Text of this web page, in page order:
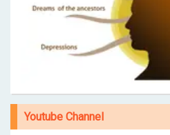
Youtube Channel